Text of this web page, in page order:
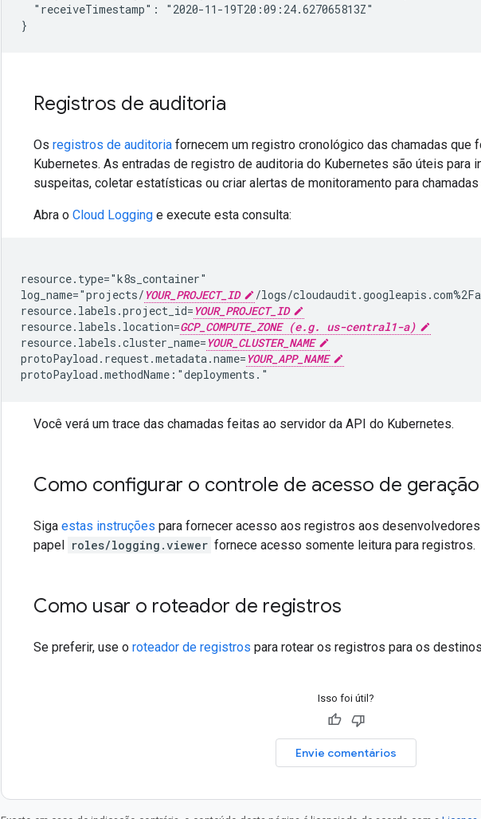
  "receiveTimestamp": "2020-11-19T20:09:24.627065813Z"
Registros de auditoria
Os registros de auditoria fornecem um registro cronológico das chamadas que
Kubernetes. As entradas de registro de auditoria do Kubernetes são úteis para
suspeitas, coletar estatísticas ou criar alertas de monitoramento para
Abra o Cloud Logging e execute esta consulta:
resource.type="k8s_container"
log_name="projects/ YOUR_PROJECT_ID
/logs/
resource.labels.project_id= YOUR_PROJECT_ID
resource.labels.location=GCP_COMPUTE_ZONE (e.g. us-central1-a)
resource.labels.cluster_name= YOUR_CLUSTER_NAME
protoPayload.request.metadata.name= YOUR_APP_NAME
protoPayload.methodName:"deployments."
Você verá um trace das chamadas feitas ao servidor da API do Kubernetes.
Como configurar o controle de acesso de
Siga estas instruções para fornecer acesso aos registros aos
papel roles/logging.viewer fornece acesso somente leitura para registros.
Como usar o roteador de registros
Se preferir, use o roteador de registros para rotear os registros para os
Isso foi útil?
Envie comentários